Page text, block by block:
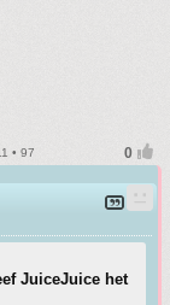
• 97
JuiceJuice het